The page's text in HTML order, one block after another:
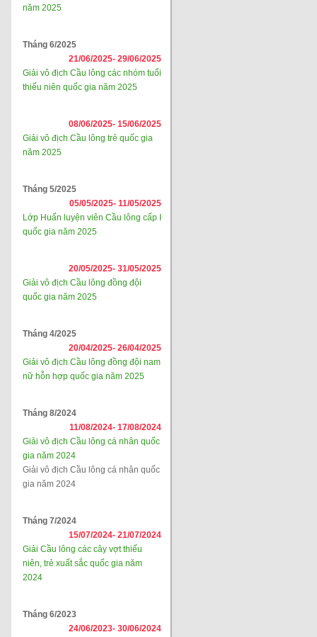
năm 2025
Tháng 6/2025
21/06/2025- 29/06/2025
Giải vô địch Cầu lông các nhóm tuổi
thiếu niên quốc gia năm 2025
08/06/2025- 15/06/2025
Giải vô địch Cầu lông trẻ quốc gia
năm 2025
Tháng 5/2025
05/05/2025- 11/05/2025
Lớp Huấn luyện viên Cầu lông cấp I
quốc gia năm 2025
20/05/2025- 31/05/2025
Giải vô địch Cầu lông đồng đội
quốc gia năm 2025
Tháng 4/2025
20/04/2025- 26/04/2025
Giải vô địch Cầu lông đồng đội nam
nữ hỗn hợp quốc gia năm 2025
Tháng 8/2024
11/08/2024- 17/08/2024
Giải vô địch Cầu lông cá nhân quốc
gia năm 2024
Giải vô địch Cầu lông cá nhân quốc
gia năm 2024
Tháng 7/2024
15/07/2024- 21/07/2024
Giải Cầu lông các cây vợt thiếu
niên, trẻ xuất sắc quốc gia năm
2024
Tháng 6/2023
24/06/2023- 30/06/2024